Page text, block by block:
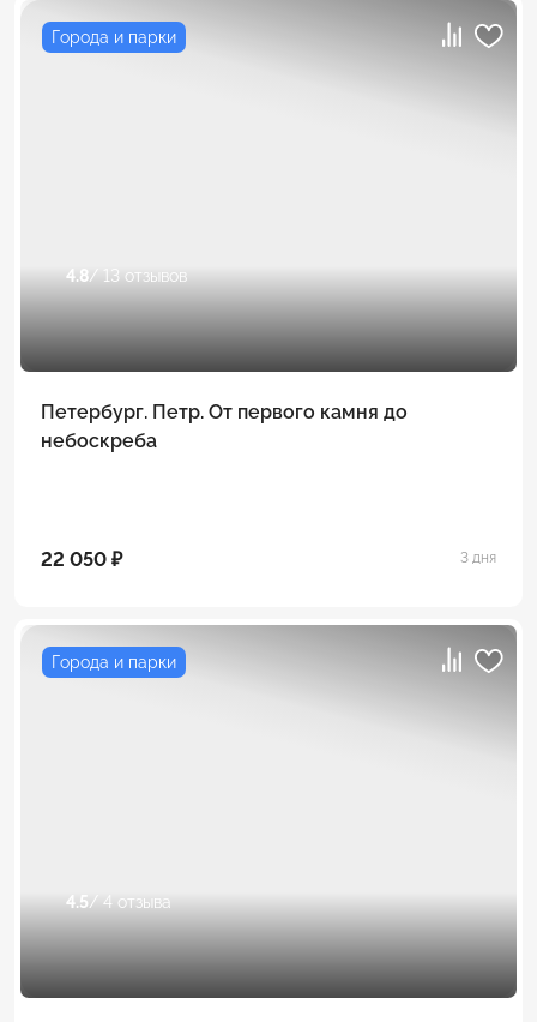
Города и парки
4.8/ 13 отзывов
Петербург. Петр. От первого камня до
небоскреба
22 050 ₽ 3 дня
Города и парки
4.5/ 4 отзыва